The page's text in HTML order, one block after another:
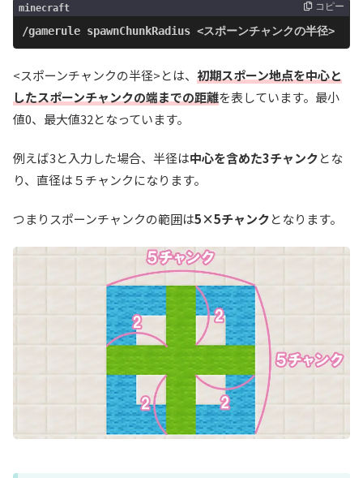
minecraft
/gamerule spawnChunkRadius <スポーンチャンクの半径>
コピー
<スポーンチャンクの半径>とは、 初期スポーン地点を中心と
したスポーンチャンクの端までの距離を表しています。最小
値0、最大値32となっています。
例えば3と入力した場合、半径は中心を含めた3チャンクとな
り、直径は５チャンクになります。
つまりスポーンチャンクの範囲は5×5チャンクとなります。